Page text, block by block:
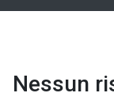
Nessun